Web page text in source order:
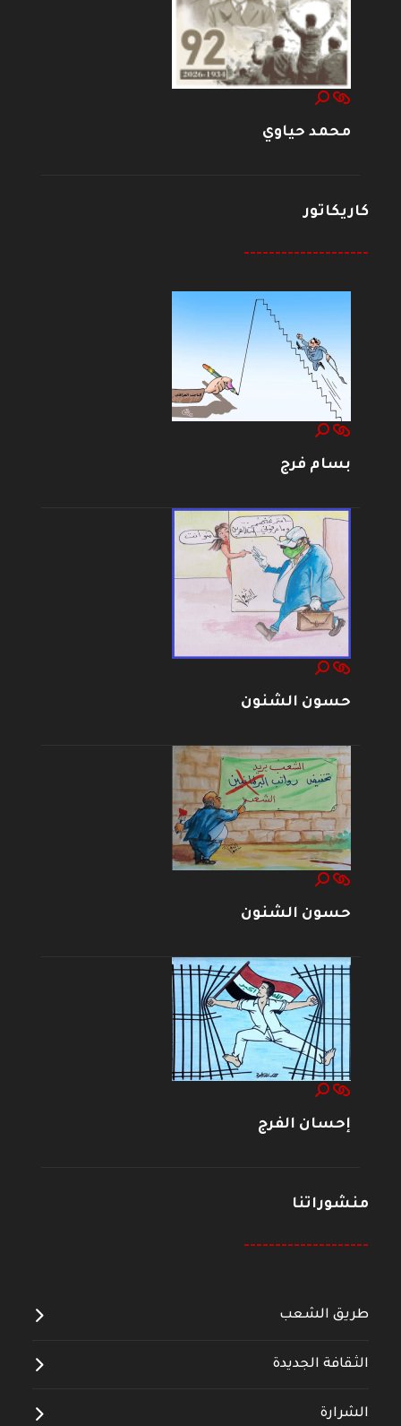
محمد حياوي
كاريكاتور
--------------------
بسام فرج
حسون الشنون
حسون الشنون
إحسان الفرج
منشوراتنا
--------------------
طريق الشعب
الثقافة الجديدة
الشرارة